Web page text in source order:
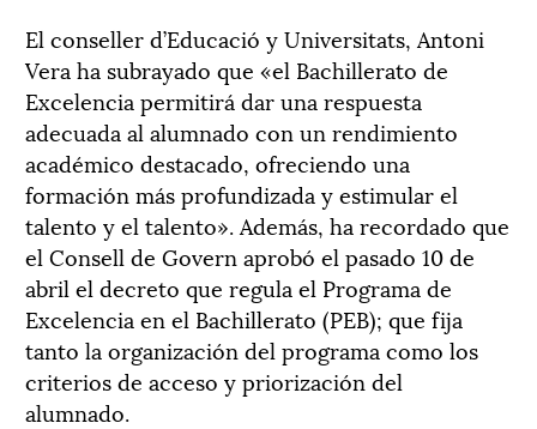
El conseller d’Educació y Universitats, Antoni
Vera ha subrayado que «el Bachillerato de
Excelencia permitirá dar una respuesta
adecuada al alumnado con un rendimiento
académico destacado, ofreciendo una
formación más profundizada y estimular el
talento y el talento». Además, ha recordado que
el Consell de Govern aprobó el pasado 10 de
abril el decreto que regula el Programa de
Excelencia en el Bachillerato (PEB); que fija
tanto la organización del programa como los
criterios de acceso y priorización del
alumnado.